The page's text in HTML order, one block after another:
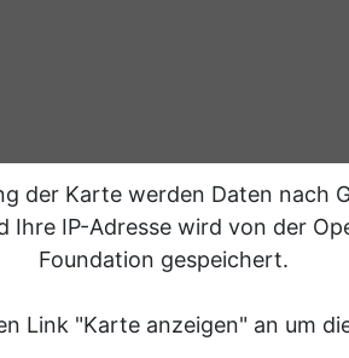
der Karte werden Daten nach
Ihre IP-Adresse wird von der
Foundation gespeichert.
Link "Karte anzeigen" an um